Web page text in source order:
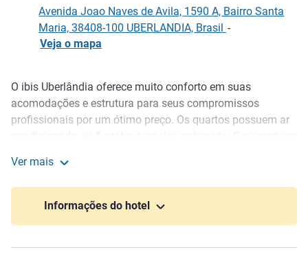
Avenida Joao Naves de Avila, 1590 A, Bairro Santa
Maria, 38408-100 UBERLANDIA, Brasil -
Veja o mapa
Descrição
O ibis Uberlândia oferece muito conforto em suas
acomodações e estrutura para seus compromissos
profissionais por um ótimo preço. Os quartos possuem ar
tradicionais, e itens regionais. Temos dois espaços para
eventos com capacidade para até 100 pessoas. O nosso
estacionamento coberto e o bar, ficam disponíveis 24
Ver mais
Informações do hotel